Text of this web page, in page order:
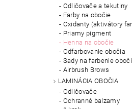
Odličovače a tekutiny
Farby na obočie
Oxidanty (aktivátory
Priamy pigment
Henna na obočie
Odfarbovanie obočia
Sady na farbenie
Airbrush Brows
LAMINÁCIA OBOČIA
Odličovače
Ochranné balzamy